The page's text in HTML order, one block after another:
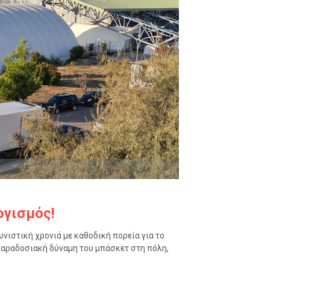
χρονιά με καθοδική πορεία για το
δύναμη του μπάσκετ στη πόλη,